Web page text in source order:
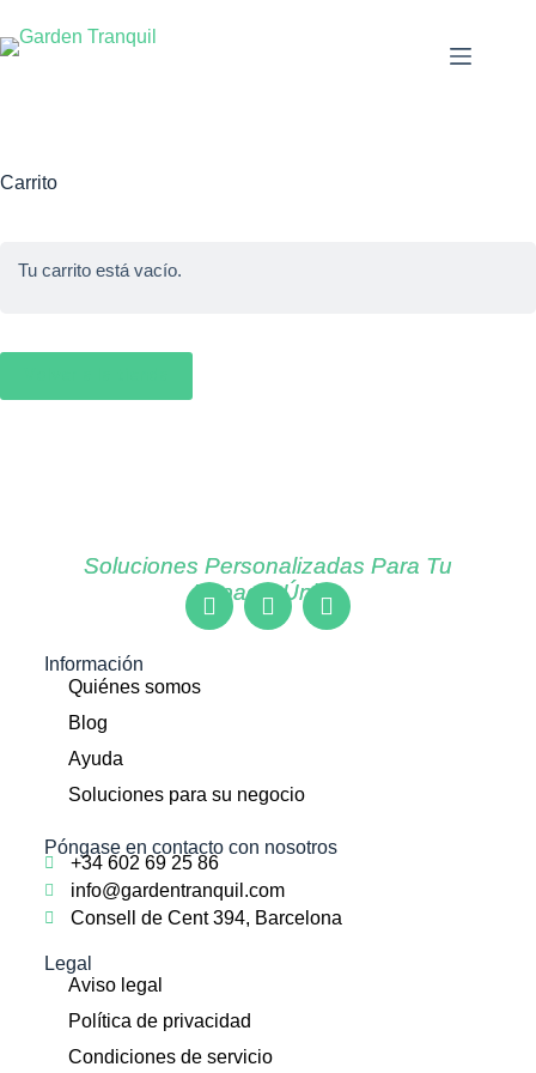
Carrito
Tu carrito está vacío.
Soluciones Personalizadas Para Tu
Espacio Único
Información
Quiénes somos
Blog
Ayuda
Soluciones para su negocio
Póngase en contacto con nosotros
+34 602 69 25 86
info@gardentranquil.com
Consell de Cent 394, Barcelona
Legal
Aviso legal
Política de privacidad
Condiciones de servicio